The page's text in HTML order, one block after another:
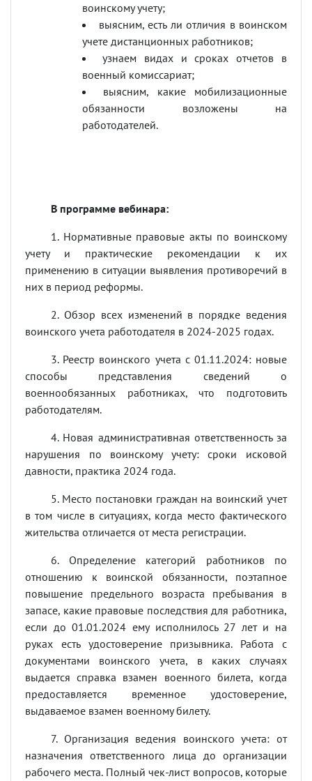
воинскому учету;
выясним, есть ли отличия в воинском
учете дистанционных работников;
узнаем видах и сроках отчетов в
военный комиссариат;
выясним, какие мобилизационные
обязанности возложены на
работодателей.
В программе вебинара:
1. Нормативные правовые акты по воинскому
учету и практические рекомендации к их
применению в ситуации выявления противоречий в
них в период реформы.
2. Обзор всех изменений в порядке ведения
воинского учета работодателя в 2024-2025 годах.
3. Реестр воинского учета с 01.11.2024: новые
способы представления сведений о
военнообязанных работниках, что подготовить
работодателям.
4. Новая административная ответственность за
нарушения по воинскому учету: сроки исковой
давности, практика 2024 года.
5. Место постановки граждан на воинский учет
в том числе в ситуациях, когда место фактического
жительства отличается от места регистрации.
6. Определение категорий работников по
отношению к воинской обязанности, поэтапное
повышение предельного возраста пребывания в
запасе, какие правовые последствия для работника,
если до 01.01.2024 ему исполнилось 27 лет и на
руках есть удостоверение призывника. Работа с
документами воинского учета, в каких случаях
выдается справка взамен военного билета, когда
предоставляется временное удостоверение,
выдаваемое взамен военному билету.
7. Организация ведения воинского учета: от
назначения ответственного лица до организации
рабочего места. Полный чек-лист вопросов, которые